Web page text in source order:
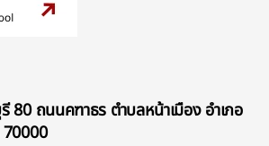
80 ถนนคฑาธร ตำบลหน้าเมือง อำเภอ
70000